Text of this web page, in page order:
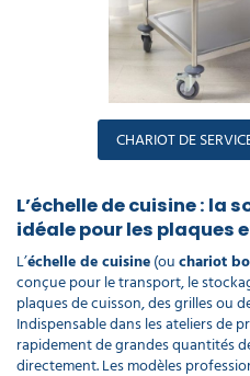
CHARIOT DE
L’échelle de cuisine : la
idéale pour les plaques
L’échelle de cuisine(ouchariot
conçue pour le transport, le
plaques de cuisson, des grilles ou
Indispensable dans les ateliers de
rapidement de grandes quantités
directement. Les modèles